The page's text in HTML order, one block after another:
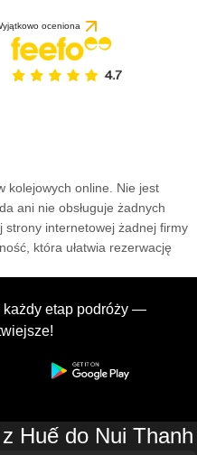
oceniona
kolejowych online. Nie jest
ani nie obsługuje żadnych
strony internetowej żadnej firmy
która ułatwia rezerwację
każdy etap podróży —
Huế do Nui Thanh